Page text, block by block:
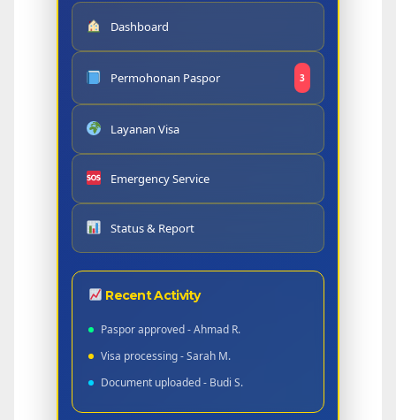
Dashboard
Permohonan Paspor 3
Layanan Visa
Emergency Service
Status & Report
Recent Activity
Paspor approved - Ahmad R.
Visa processing - Sarah M.
Document uploaded - Budi S.